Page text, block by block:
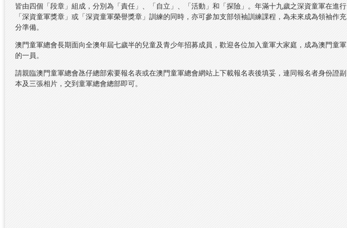
皆由四個「段章」組成，分別為「責任」、「自立」、「活動」和「探險」。年滿十九歲之深資童軍在進行
「深資童軍獎章」或「深資童軍榮譽獎章」訓練的同時，亦可參加支部領袖訓練課程，為未來成為領袖作充
分準備。
澳門童軍總會長期面向全澳年屆七歲半的兒童及青少年招募成員，歡迎各位加入童軍大家庭，成為澳門童軍
的一員。
請親臨澳門童軍總會氹仔總部索要報名表或在澳門童軍總會網站上下載報名表後填妥，連同報名者身份證副
本及三張相片，交到童軍總會總部即可。